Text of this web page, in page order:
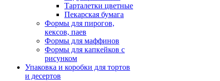
Тарталетки цветные
Пекарская бумага
Формы для пирогов,
кексов, паев
Формы для маффинов
Формы для капкейков с
рисунком
Упаковка и коробки для тортов
и десертов